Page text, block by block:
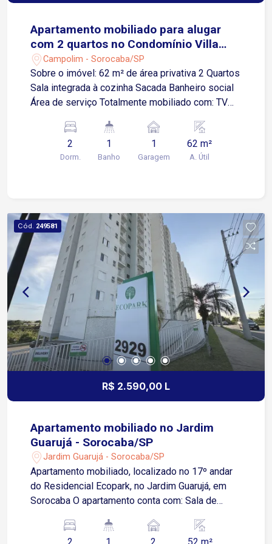
Apartamento mobiliado para alugar
com 2 quartos no Condomínio Villa
Sunset
Campolim - Sorocaba/SP
Sobre o imóvel: 62 m² de área privativa 2 Quartos
Sala integrada à cozinha Sacada Banheiro social
Área de serviço Totalmente mobiliado com: TV
Geladeira Máquina de lavar roupas Guarda-roupas
e cama de casal nos dois quartos Armários
planejados na cozinha, banheiro e em um dos
roupa Garagem: 1 vaga, localizada próxima à
entrada do condomínio Condomínio oferece:
Portaria 24 horas Piscina Salão de festas
Churrasqueira Jardim Circuito interno de TV Cerca
elétrica Ideal para quem procura um apartamento
moderno, com padrão de acabamento, tecnologia,
segurança e uma infraestrutura completa para
morar com conforto. Agende sua visita e venha
conhecer este imóvel!
2
Dorm.
1
Banho
1
Garagem
62 m²
A. Útil
Cód. 249581
R$ 2.590,00 L
Apartamento mobiliado no Jardim
Guarujá - Sorocaba/SP
Jardim Guarujá - Sorocaba/SP
Apartamento mobiliado, localizado no 17º andar
do Residencial Ecopark, no Jardim Guarujá, em
Sorocaba O apartamento conta com: Sala de
eletrodomésticos; Área de serviço; 2 quartos,